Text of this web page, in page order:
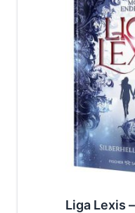
Liga Lexis